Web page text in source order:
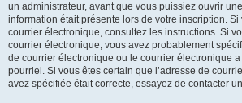
un administrateur, avant que vous puissiez ouvrir
information était présente lors de votre inscription. Si
courrier électronique, consultez les instructions. Si
courrier électronique, vous avez probablement
de courrier électronique ou le courrier électronique
pourriel. Si vous êtes certain que l’adresse de
avez spécifiée était correcte, essayez de contacter